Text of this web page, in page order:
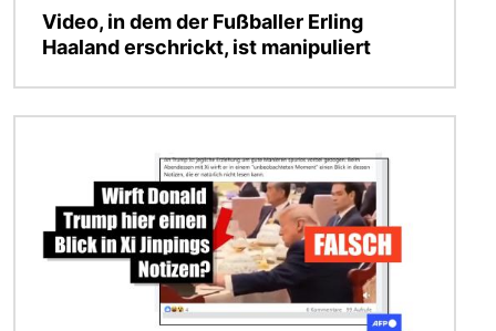
Video, in dem der Fußballer Erling
Haaland erschrickt, ist manipuliert